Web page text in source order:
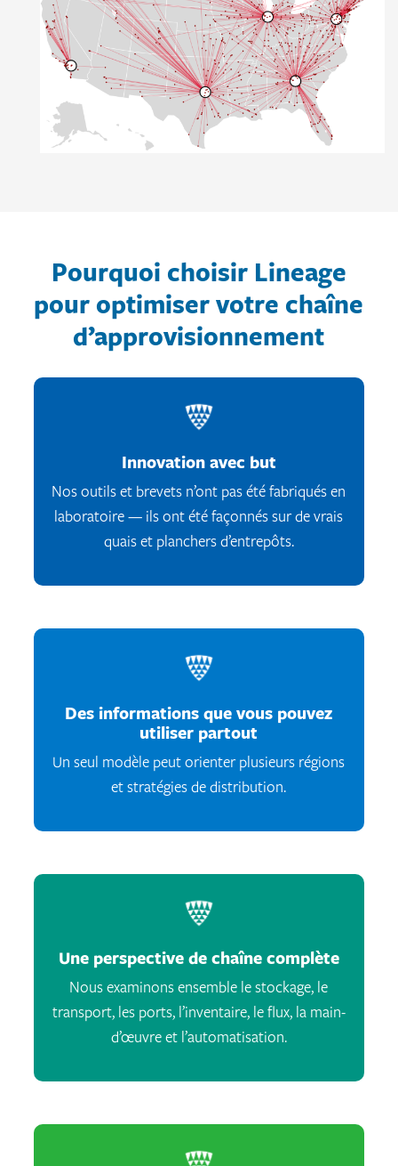
Pourquoi choisir Lineage
pour optimiser votre chaîne
d’approvisionnement
Innovation avec but
Nos outils et brevets n’ont pas été fabriqués en
laboratoire — ils ont été façonnés sur de vrais
quais et planchers d’entrepôts.
Des informations que vous pouvez
utiliser partout
Un seul modèle peut orienter plusieurs régions
et stratégies de distribution.
Une perspective de chaîne complète
Nous examinons ensemble le stockage, le
transport, les ports, l’inventaire, le flux, la main-
d’œuvre et l’automatisation.